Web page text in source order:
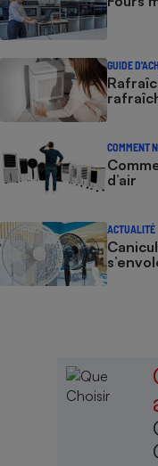
GUIDE
COMMENT
d’air
ACTUALITÉ